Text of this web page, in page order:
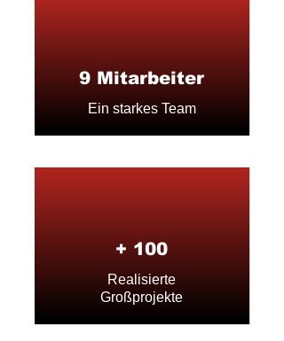
9 Mitarbeiter
Ein starkes Team
+ 100
Realisierte
Großprojekte